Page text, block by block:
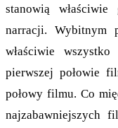
stanowią
narracji. Wybitnym
właściwie
pierwszej połowie
połowy filmu. Co
najzabawniejszych